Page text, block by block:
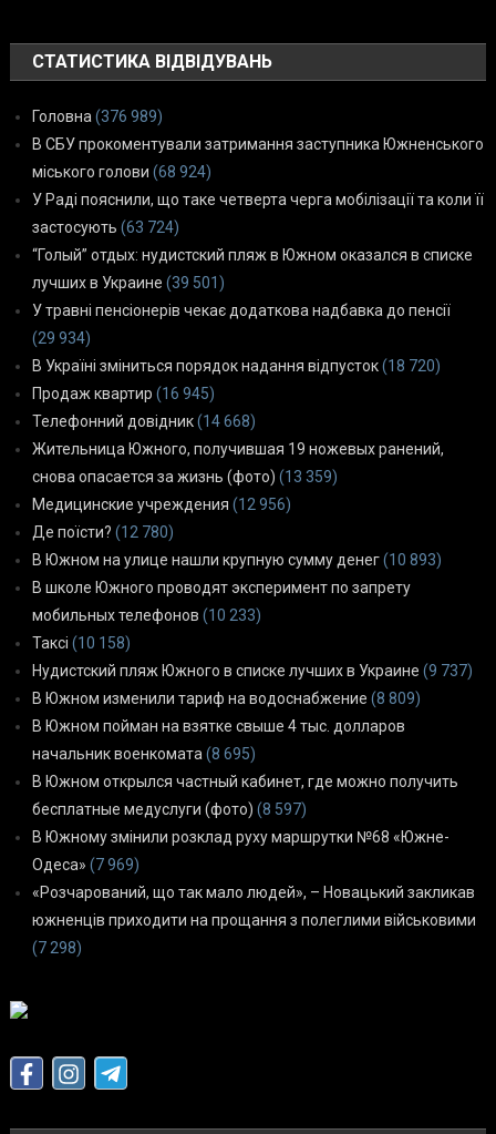
СТАТИСТИКА ВІДВІДУВАНЬ
Головна (376 989)
В СБУ прокоментували затримання заступника Южненського
міського голови (68 924)
У Раді пояснили, що таке четверта черга мобілізації та коли її
застосують (63 724)
“Голый” отдых: нудистский пляж в Южном оказался в списке
лучших в Украине (39 501)
У травні пенсіонерів чекає додаткова надбавка до пенсії
(29 934)
В Україні зміниться порядок надання відпусток(18 720)
Продаж квартир (16 945)
Телефонний довідник(14 668)
Жительница Южного, получившая 19 ножевых ранений,
снова опасается за жизнь (фото) (13 359)
Медицинские учреждения (12 956)
Де поїсти? (12 780)
В Южном на улице нашли крупную сумму денег(10 893)
В школе Южного проводят эксперимент по запрету
мобильных телефонов (10 233)
Таксі (10 158)
Нудистский пляж Южного в списке лучших в Украине (9 737)
В Южном изменили тариф на водоснабжение (8 809)
В Южном пойман на взятке свыше 4 тыс. долларов
начальник военкомата (8 695)
В Южном открылся частный кабинет, где можно получить
бесплатные медуслуги (фото) (8 597)
В Южному змінили розклад руху маршрутки №68 «Южне-
Одеса» (7 969)
«Розчарований, що так мало людей», – Новацький закликав
южненців приходити на прощання з полеглими військовими
(7 298)